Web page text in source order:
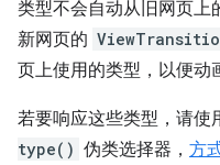
类型不会自动从旧网页上
新网页的
页上使用的类型，以便动
若要响应这些类型，请使
type() 伪类选择器， 方